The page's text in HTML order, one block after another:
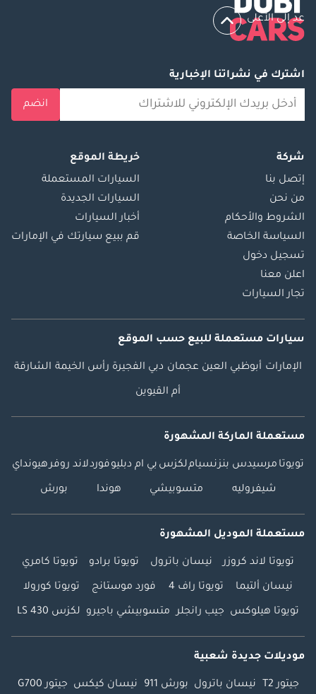
عد إلى الأعلى
اشترك في نشراتنا الإخبارية
انضم
شركة
إتصل بنا
من نحن
الشروط والأحكام
السياسة الخاصة
تسجيل دخول
اعلن معنا
تجار السيارات
خريطة الموقع
السيارات المستعملة
السيارات الجديدة
أخبار السيارات
قم ببيع سيارتك في الإمارات
سيارات مستعملة للبيع حسب الموقع
الإمارات أبوظبي العين عجمان دبي الفجيرة رأس الخيمة الشارقة
أم القيوين
مستعملة الماركة المشهورة
تويوتا مرسيدس بنزنسياملكزس بي ام دبليوفوردلاند روفرهيونداي
شيفروليه متسوبيشي هوندا بورش
مستعملة الموديل المشهورة
تويوتا لاند كروزر نيسان باترول تويوتا برادو تويوتا كامري
نيسان ألتيما تويوتا راف 4 فورد موستانج تويوتا كورولا
تويوتا هيلوكس جيب رانجلر متسوبيشي باجيرو لكزس LS 430
موديلات جديدة شعبية
جيتور T2 نيسان باترول بورش 911 نيسان كيكس جيتور G700